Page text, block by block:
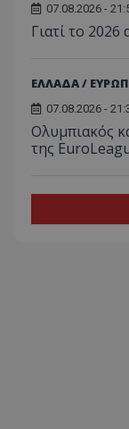
07.08.2026 -
Γιατί το 2026
ΕΛΛΑΔΑ /
07.08.2026 -
Ολυμπιακός
της